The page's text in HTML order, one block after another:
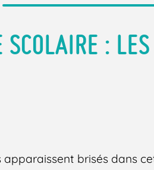
:
apparaissent brisés dans